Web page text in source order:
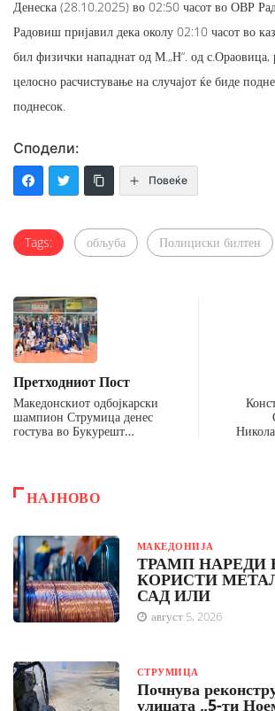
Денеска (28.10.2025) во 02:50 часот во ОВР
Радовиш пријавил дека околу 02:10 часот во
бил физички нападнат од М.„Н“. од
целосно расчистување на случајот ќе биде
поднесок.
Сподели:
Повеќе
Tags: обљуба Полициски билтен
Претходниот Пост
Македонскиот одбојкарски
шампион Струмица денес
гостува во Букурешт…
НАЈНОВО
МАКЕДОНИЈА
ТРАМП НАРЕДИ
КОРИСТИ
САД ИЛИ
август 5, 2026
СТРУМИЦА
Почнува
улицата „5-ти